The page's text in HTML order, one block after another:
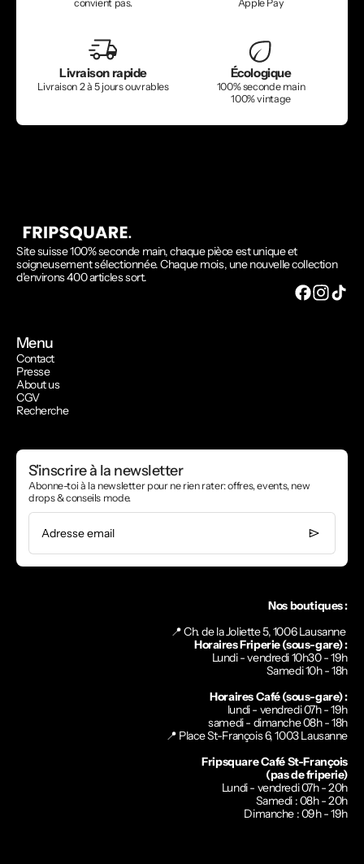
convient pas.
Apple Pay
Livraison rapide
Livraison 2 à 5 jours ouvrables
Écologique
100% seconde main
100% vintage
Site suisse 100% seconde main, chaque pièce est unique et
soigneusement sélectionnée. Chaque mois, une nouvelle collection
d'environs 400 articles sort.
Menu
Contact
Presse
About us
CGV
Recherche
S'inscrire à la newsletter
Abonne-toi à la newsletter pour ne rien rater: offres, events, new
drops & conseils mode.
Adresse email
Nos boutiques :
📍 Ch. de la Joliette 5, 1006 Lausanne
Horaires Friperie (sous-gare) :
Lundi - vendredi 10h30 - 19h
Samedi 10h - 18h
Horaires Café (sous-gare) :
lundi - vendredi 07h - 19h
samedi - dimanche 08h - 18h
📍 Place St-François 6, 1003 Lausanne
Fripsquare Café St-François
(pas de friperie)
Lundi - vendredi 07h - 20h
Samedi : 08h - 20h
Dimanche : 09h - 19h